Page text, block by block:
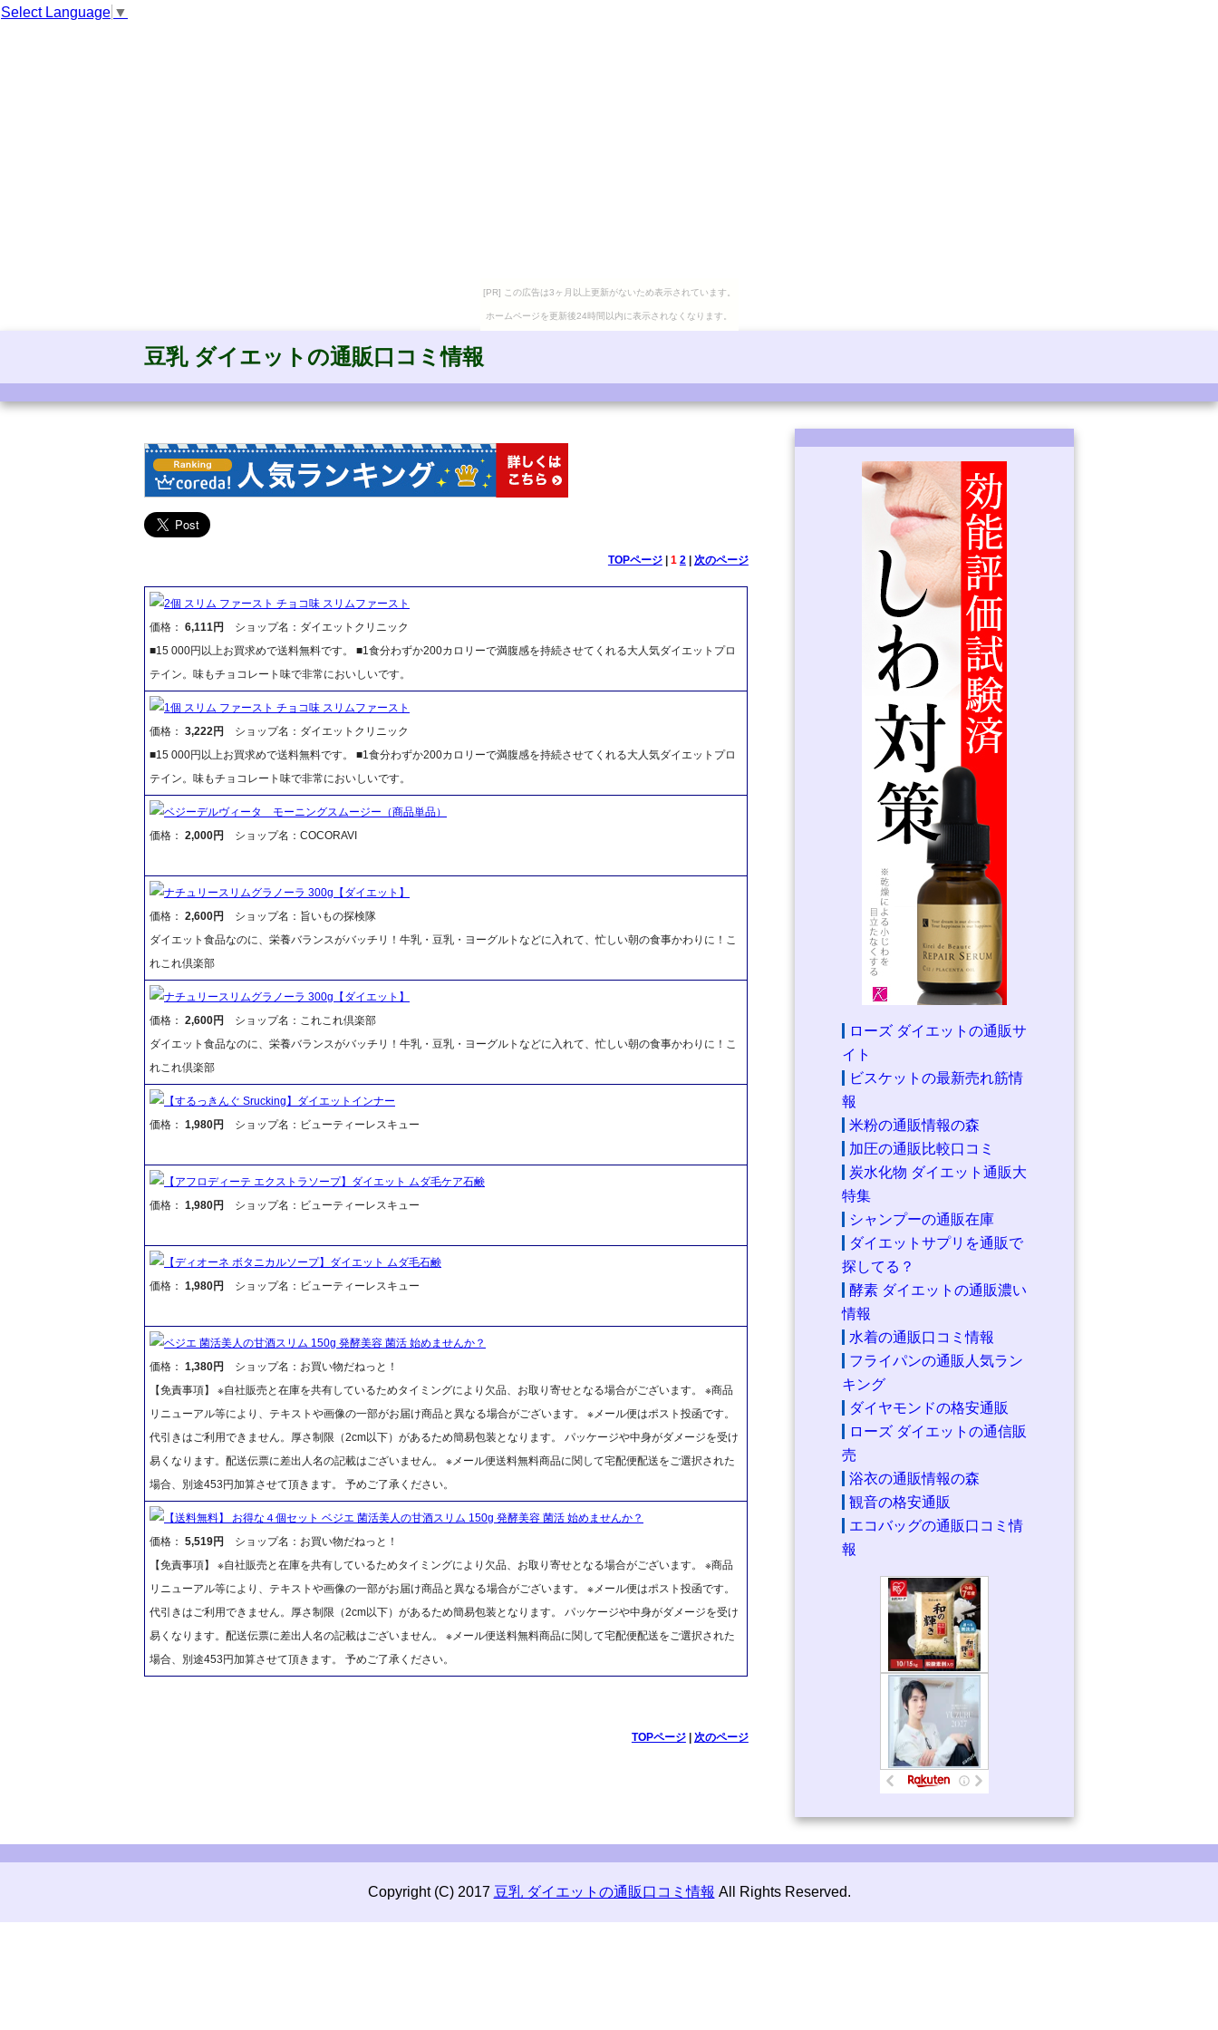
Select Language ▼
[PR] この広告は3ヶ月以上更新がないため表示されています。
ホームページを更新後24時間以内に表示されなくなります。
豆乳 ダイエットの通販口コミ情報
TOPページ| 1 2| 次のページ
2個 スリム ファースト チョコ味 スリムファースト
価格： 6,111円
ショップ名：ダイエットクリニック
■15 000円以上お買求めで送料無料です。 ■1食分わずか200カロリーで満腹感を持続させてくれる大人気ダイエットプロ
テイン。味もチョコレート味で非常においしいです。
1個 スリム ファースト チョコ味 スリムファースト
価格： 3,222円
ショップ名：ダイエットクリニック
■15 000円以上お買求めで送料無料です。 ■1食分わずか200カロリーで満腹感を持続させてくれる大人気ダイエットプロ
テイン。味もチョコレート味で非常においしいです。
ベジーデルヴィータ モーニングスムージー（商品単品）
価格： 2,000円 ショップ名：COCORAVI
ナチュリースリムグラノーラ 300g【ダイエット】
価格： 2,600円
ショップ名：旨いもの探検隊
ダイエット食品なのに、栄養バランスがバッチリ！牛乳・豆乳・ヨーグルトなどに入れて、忙しい朝の食事かわりに！こ
れこれ倶楽部
ナチュリースリムグラノーラ 300g【ダイエット】
価格： 2,600円
ショップ名：これこれ倶楽部
ダイエット食品なのに、栄養バランスがバッチリ！牛乳・豆乳・ヨーグルトなどに入れて、忙しい朝の食事かわりに！こ
れこれ倶楽部
【するっきんぐ Srucking】ダイエットインナー
価格： 1,980円 ショップ名：ビューティーレスキュー
【アフロディーテ エクストラソープ】ダイエット ムダ毛ケア石鹸
価格： 1,980円 ショップ名：ビューティーレスキュー
【ディオーネ ボタニカルソープ】ダイエット ムダ毛石鹸
価格： 1,980円 ショップ名：ビューティーレスキュー
ベジエ 菌活美人の甘酒スリム 150g 発酵美容 菌活 始めませんか？
価格： 1,380円
ショップ名：お買い物だねっと！
【免責事項】 ※自社販売と在庫を共有しているためタイミングにより欠品、お取り寄せとなる場合がございます。 ※商品
リニューアル等により、テキストや画像の一部がお届け商品と異なる場合がございます。 ※メール便はポスト投函です。
代引きはご利用できません。厚さ制限（2cm以下）があるため簡易包装となります。 パッケージや中身がダメージを受け
易くなります。配送伝票に差出人名の記載はございません。 ※メール便送料無料商品に関して宅配便配送をご選択された
場合、別途453円加算させて頂きます。 予めご了承ください。
【送料無料】 お得な４個セット ベジエ 菌活美人の甘酒スリム 150g 発酵美容 菌活 始めませんか？
価格： 5,519円
ショップ名：お買い物だねっと！
【免責事項】 ※自社販売と在庫を共有しているためタイミングにより欠品、お取り寄せとなる場合がございます。 ※商品
リニューアル等により、テキストや画像の一部がお届け商品と異なる場合がございます。 ※メール便はポスト投函です。
代引きはご利用できません。厚さ制限（2cm以下）があるため簡易包装となります。 パッケージや中身がダメージを受け
易くなります。配送伝票に差出人名の記載はございません。 ※メール便送料無料商品に関して宅配便配送をご選択された
場合、別途453円加算させて頂きます。 予めご了承ください。
TOPページ| 次のページ
ローズ ダイエットの通販サ
イト
ビスケットの最新売れ筋情
報
米粉の通販情報の森
加圧の通販比較口コミ
炭水化物 ダイエット通販大
特集
シャンプーの通販在庫
ダイエットサプリを通販で
探してる？
酵素 ダイエットの通販濃い
情報
水着の通販口コミ情報
フライパンの通販人気ラン
キング
ダイヤモンドの格安通販
ローズ ダイエットの通信販
売
浴衣の通販情報の森
観音の格安通販
エコバッグの通販口コミ情
報
Copyright (C) 2017 豆乳 ダイエットの通販口コミ情報 All Rights Reserved.